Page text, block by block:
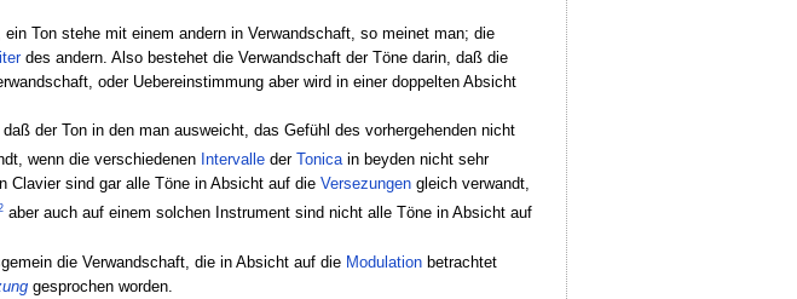
Ton stehe mit einem andern in Verwandschaft, so meinet man; die
des andern. Also bestehet die Verwandschaft der Töne darin, daß die
oder Uebereinstimmung aber wird in einer doppelten Absicht
der Ton in den man ausweicht, das Gefühl des vorhergehenden nicht
wenn die verschiedenen Intervalleder Tonicain beyden nicht sehr
Clavier sind gar alle Töne in Absicht auf die Versezungengleich verwandt,
aber auch auf einem solchen Instrument sind nicht alle Töne in Absicht auf
die Verwandschaft, die in Absicht auf die Modulation betrachtet
gesprochen worden.